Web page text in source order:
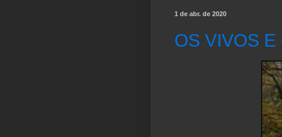
1 de abr. de 2020
OS VIVOS E